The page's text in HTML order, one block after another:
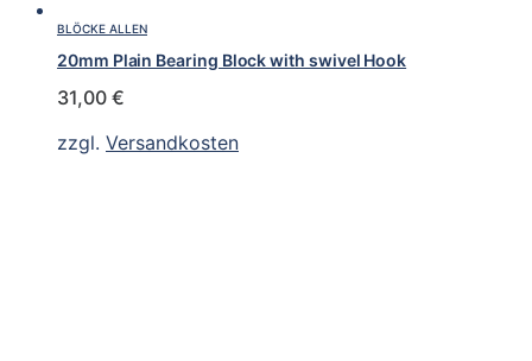
BLÖCKE ALLEN
20mm Plain Bearing Block with swivel Hook
31,00 €
zzgl. Versandkosten